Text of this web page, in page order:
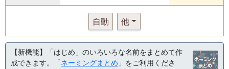
自動 他
【新機能】「はじめ」のいろいろな名前をまとめて作
成できます。「ネーミングまとめ 」をご利用くださ